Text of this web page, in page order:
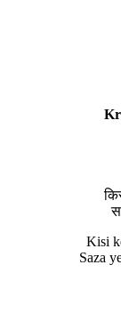
Kisi
Saza